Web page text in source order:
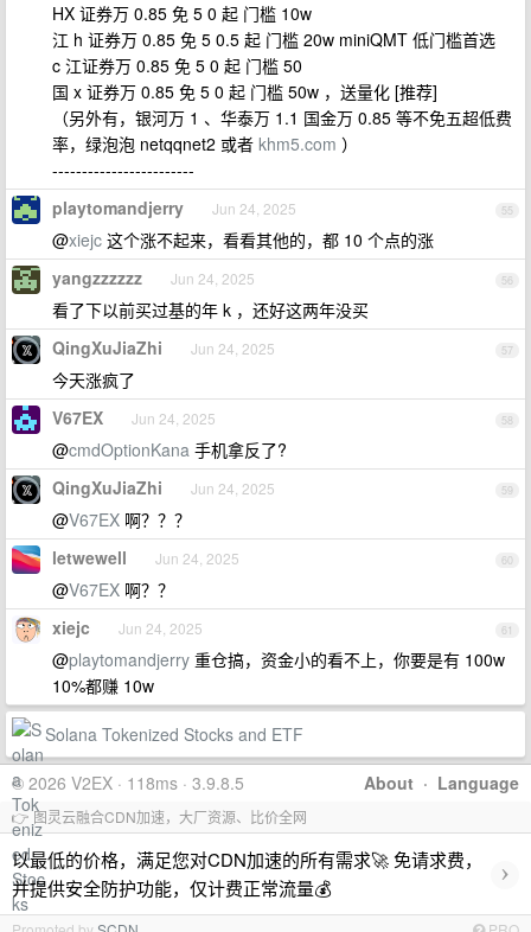
HX 证券万 0.85 免 5 0 起 门槛 10w
江 h 证券万 0.85 免 5 0.5 起 门槛 20w miniQMT 低门槛首选
c 江证券万 0.85 免 5 0 起 门槛 50
国 x 证券万 0.85 免 5 0 起 门槛 50w ，送量化 [推荐]
（另外有，银河万 1 、华泰万 1.1 国金万 0.85 等不免五超低费
率，绿泡泡 netqqnet2 或者 khm5.com ）
------------------------
55
playtomandjerry Jun 24, 2025
@xiejc 这个涨不起来，看看其他的，都 10 个点的涨
56
yangzzzzzz Jun 24, 2025
看了下以前买过基的年 k ，还好这两年没买
57
QingXuJiaZhi Jun 24, 2025
今天涨疯了
58
V67EX Jun 24, 2025
@cmdOptionKana 手机拿反了?
59
QingXuJiaZhi Jun 24, 2025
@V67EX 啊？？？
60
letwewell Jun 24, 2025
@V67EX 啊？？
61
xiejc Jun 24, 2025
@playtomandjerry 重仓搞，资金小的看不上，你要是有 100w
10%都赚 10w
Solana Tokenized Stocks and ETF
About · Language
© 2026 V2EX · 118ms · 3.9.8.5
👉 图灵云融合CDN加速，大厂资源、比价全网
以最低的价格，满足您对CDN加速的所有需求🚀 免请求费，
并提供安全防护功能，仅计费正常流量💰
›